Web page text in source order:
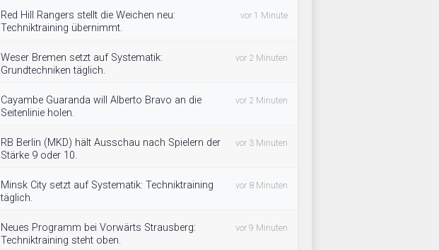
Red Hill Rangers stellt die Weichen neu:
Techniktraining übernimmt.
vor 1 Minute
Weser Bremen setzt auf Systematik:
Grundtechniken täglich.
vor 2 Minuten
Cayambe Guaranda will Alberto Bravo an die
Seitenlinie holen.
vor 2 Minuten
RB Berlin (MKD) hält Ausschau nach Spielern der
Stärke 9 oder 10.
vor 3 Minuten
Minsk City setzt auf Systematik: Techniktraining
täglich.
vor 8 Minuten
Neues Programm bei Vorwärts Strausberg:
Techniktraining steht oben.
vor 9 Minuten